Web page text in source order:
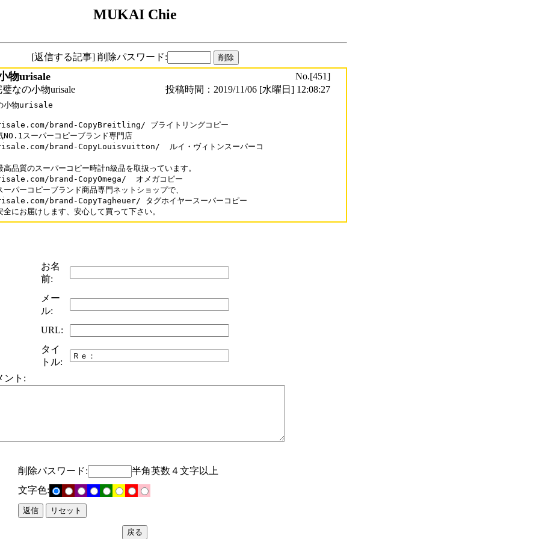
MUKAI Chie
[返信する記事] 削除パスワード:
物urisale
No.[451]
なの小物urisale
投稿時間：2019/11/06 [水曜日] 12:08:27
小物urisale
brand-CopyBreitling/ ブライトリングコピー
NO.1スーパーコピーブランド専門店
brand-CopyLouisvuitton/  ルイ・ヴィトンスーパーコ
高品質のスーパーコピー時計n級品を取扱っています。
brand-CopyOmega/  オメガコピー
ーパーコピーブランド商品専門ネットショップで、
brand-CopyTagheuer/ タグホイヤースーパーコピー
全にお届けします、安心して買って下さい。
お名
前:
メー
ル:
URL:
タイ
トル:
ント:
削除パスワード:
半角英数４文字以上
文字色: